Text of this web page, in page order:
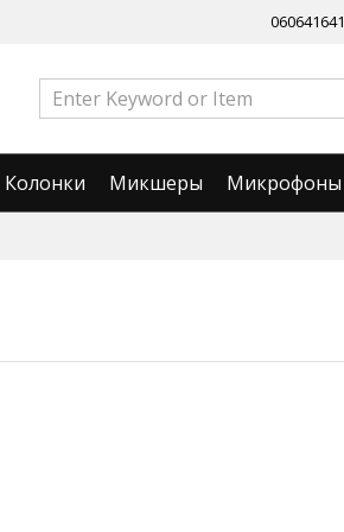
060641641
Колонки Микшеры Микрофоны